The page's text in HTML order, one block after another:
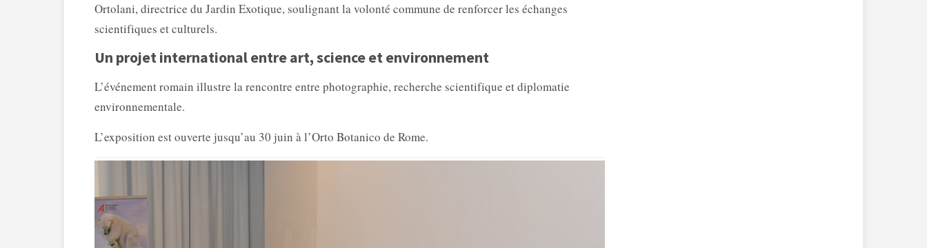
Ortolani, directrice du Jardin Exotique, soulignant la volonté commune de renforcer les échanges
scientifiques et culturels.
Un projet international entre art, science et environnement
L’événement romain illustre la rencontre entre photographie, recherche scientifique et diplomatie
environnementale.
L’exposition est ouverte jusqu’au 30 juin à l’Orto Botanico de Rome.